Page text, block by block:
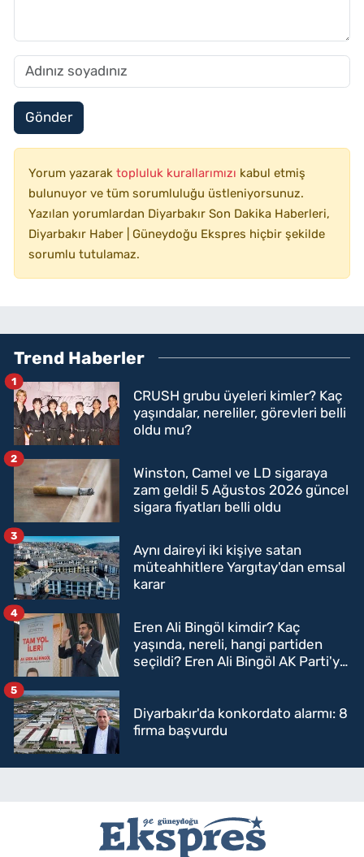
Gönder
Yorum yazarak topluluk kurallarımızı kabul etmiş
bulunuyor ve tüm sorumluluğu üstleniyorsunuz.
Yazılan yorumlardan Diyarbakır Son Dakika Haberleri,
Diyarbakır Haber | Güneydoğu Ekspres hiçbir şekilde
sorumlu tutulamaz.
Trend Haberler
CRUSH grubu üyeleri kimler? Kaç
yaşındalar, nereliler, görevleri belli
oldu mu?
1
Winston, Camel ve LD sigaraya
zam geldi! 5 Ağustos 2026 güncel
sigara fiyatları belli oldu
2
Aynı daireyi iki kişiye satan
müteahhitlere Yargıtay'dan emsal
karar
3
Eren Ali Bingöl kimdir? Kaç
yaşında, nereli, hangi partiden
seçildi? Eren Ali Bingöl AK Parti'ye
4
Diyarbakır'da konkordato alarmı: 8
firma başvurdu
5